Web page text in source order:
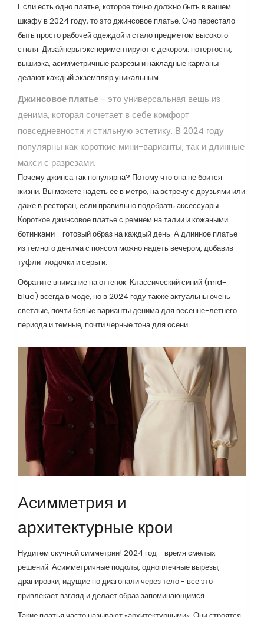
Если есть одно платье, которое точно должно быть в вашем
шкафу в 2024 году, то это джинсовое платье. Оно перестало
быть просто рабочей одеждой и стало предметом высокого
стиля. Дизайнеры экспериментируют с декором: потертости,
вышивка, асимметричные разрезы и накладные карманы
делают каждый экземпляр уникальным.
Джинсовое платье - этоуниверсальная вещь из
денима, которая сочетает в себе комфорт
повседневности и стильную эстетику. В 2024 году
популярны как короткие мини-варианты, так и длинные
макси с разрезами.
Почему джинса так популярна? Потому что она не боится
жизни. Вы можете надеть ее в метро, на встречу с друзьями или
даже в ресторан, если правильно подобрать аксессуары.
Короткое джинсовое платье с ремнем на талии и кожаными
ботинками - готовый образ на каждый день. А длинное платье
из темного денима с поясом можно надеть вечером, добавив
туфли-лодочки и серьги.
Обратите внимание на оттенок. Классический синий (mid-
blue) всегда в моде, но в 2024 году также актуальны очень
светлые, почти белые варианты денима для весенне-летнего
периода и темные, почти черные тона для осени.
Асимметрия и
архитектурные крои
Нудитем скучной симметрии! 2024 год - время смелых
решений. Асимметричные подолы, одноплечные вырезы,
драпировки, идущие по диагонали через тело - все это
привлекает взгляд и делает образ запоминающимся.